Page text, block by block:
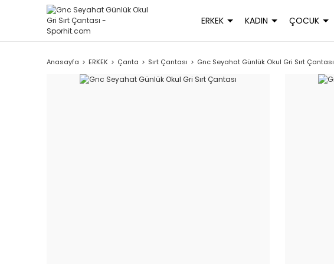
ERKEK KADIN ÇOCUK
Anasayfa ERKEK Çanta Sırt Çantası Gnc Seyahat Günlük Okul Gri Sırt Çantası